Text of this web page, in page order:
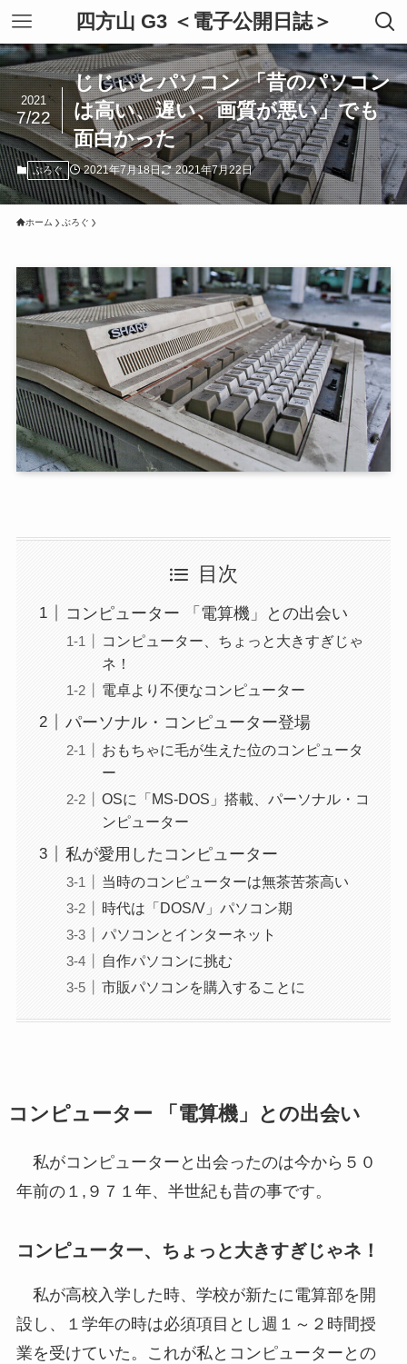
四方山 G3 ＜電子公開日誌＞
じじぃとパソコン 「昔のパソコン
は高い、遅い、画質が悪い」でも
面白かった
2021
7/22
ぶろぐ 2021年7月18日 2021年7月22日
ホーム ぶろぐ
目次
コンピューター 「電算機」との出会い
コンピューター、ちょっと大きすぎじゃ
ネ！
電卓より不便なコンピューター
パーソナル・コンピューター登場
おもちゃに毛が生えた位のコンピュータ
ー
OSに「MS-DOS」搭載、パーソナル・コ
ンピューター
私が愛用したコンピューター
当時のコンピューターは無茶苦茶高い
時代は「DOS/V」パソコン期
パソコンとインターネット
自作パソコンに挑む
市販パソコンを購入することに
コンピューター 「電算機」との出会い
私がコンピューターと出会ったのは今から５０
年前の１,９７１年、半世紀も昔の事です。
コンピューター、ちょっと大きすぎじゃネ！
私が高校入学した時、学校が新たに電算部を開
設し、１学年の時は必須項目とし週１～２時間授
業を受けていた。これが私とコンピューターとの